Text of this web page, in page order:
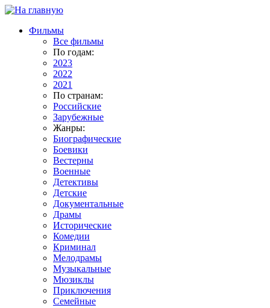
Фильмы
Все фильмы
По годам:
2023
2022
2021
По странам:
Российские
Зарубежные
Жанры:
Биографические
Боевики
Вестерны
Военные
Детективы
Детские
Документальные
Драмы
Исторические
Комедии
Криминал
Мелодрамы
Музыкальные
Мюзиклы
Приключения
Семейные